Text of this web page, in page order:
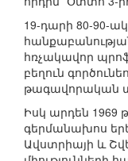
19-դարի 80-90-
հռչակավոր
բեղուն
թագավորական
Իսկ արդեն 1969
գերմանախոս
Ավստրիայի և